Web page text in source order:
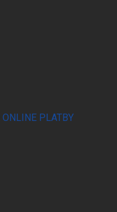
PLATBY